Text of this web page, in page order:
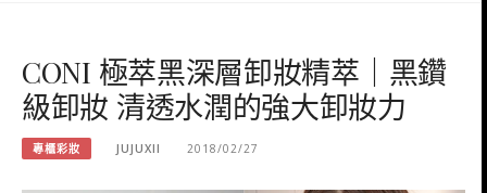
CONI 極萃黑深層卸妝精萃｜黑鑽
級卸妝 清透水潤的強大卸妝力
專櫃彩妝 JUJUXII 2018/02/27